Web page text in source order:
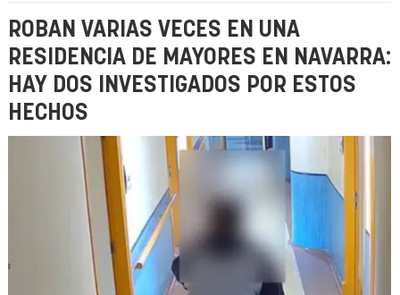
ROBAN VARIAS VECES EN UNA
RESIDENCIA DE MAYORES EN NAVARRA:
HAY DOS INVESTIGADOS POR ESTOS
HECHOS